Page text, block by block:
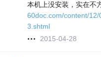
本机上没安装，实在不
60doc.com/content/
3.shtml
2015-04-28